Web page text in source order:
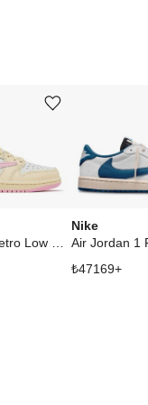
Ürünü istek listesine ekle veya listeden çıkar
Nike
₺47169+